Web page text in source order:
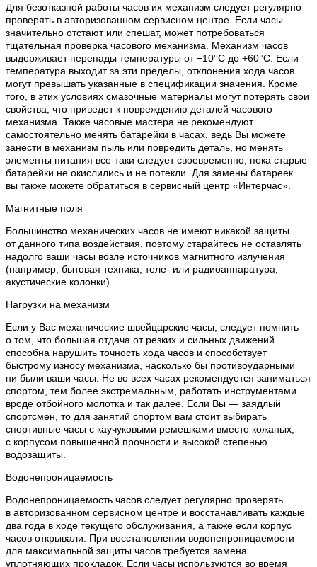
Для безотказной работы часов их механизм следует регулярно
проверять в авторизованном сервисном центре. Если часы
значительно отстают или спешат, может потребоваться
тщательная проверка часового механизма. Механизм часов
выдерживает перепады температуры от −10°C до +60°C. Если
температура выходит за эти пределы, отклонения хода часов
могут превышать указанные в спецификации значения. Кроме
того, в этих условиях смазочные материалы могут потерять свои
свойства, что приведет к повреждению деталей часового
механизма. Также часовые мастера не рекомендуют
самостоятельно менять батарейки в часах, ведь Вы можете
занести в механизм пыль или повредить деталь, но менять
элементы питания все-таки следует своевременно, пока старые
батарейки не окислились и не потекли. Для замены батареек
вы также можете обратиться в сервисный центр «Интерчас».
Магнитные поля
Большинство механических часов не имеют никакой защиты
от данного типа воздействия, поэтому старайтесь не оставлять
надолго ваши часы возле источников магнитного излучения
(например, бытовая техника, теле- или радиоаппаратура,
акустические колонки).
Нагрузки на механизм
Если у Вас механические швейцарские часы, следует помнить
о том, что большая отдача от резких и сильных движений
способна нарушить точность хода часов и способствует
быстрому износу механизма, насколько бы противоударными
ни были ваши часы. Не во всех часах рекомендуется заниматься
спортом, тем более экстремальным, работать инструментами
вроде отбойного молотка и так далее. Если Вы — заядлый
спортсмен, то для занятий спортом вам стоит выбирать
спортивные часы с каучуковыми ремешками вместо кожаных,
с корпусом повышенной прочности и высокой степенью
водозащиты.
Водонепроницаемость
Водонепроницаемость часов следует регулярно проверять
в авторизованном сервисном центре и восстанавливать каждые
два года в ходе текущего обслуживания, а также если корпус
часов открывали. При восстановлении водонепроницаемости
для максимальной защиты часов требуется замена
уплотняющих прокладок. Если часы используются во время